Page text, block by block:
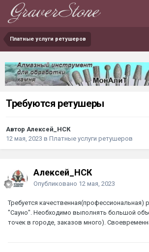
Платные услуги ретушеров
Требуются ретушеры
Автор Алексей_НСК
12 мая, 2023 в Платные услуги ретушеров
Алексей_НСК
Опубликовано 12 мая, 2023
Требуется качественная(профессиональная)
"Сауно". Необходимо выполнять большой
точек в городе, заказов много).